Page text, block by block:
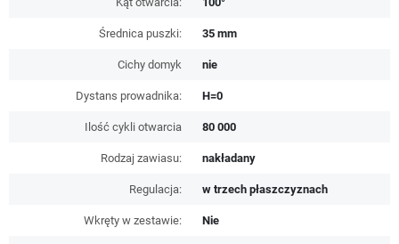
Średnica puszki: 35 mm
Cichy domyk nie
Dystans prowadnika: H=0
Ilość cykli otwarcia 80 000
Rodzaj zawiasu: nakładany
Regulacja: w trzech płaszczyznach
Wkręty w zestawie: Nie